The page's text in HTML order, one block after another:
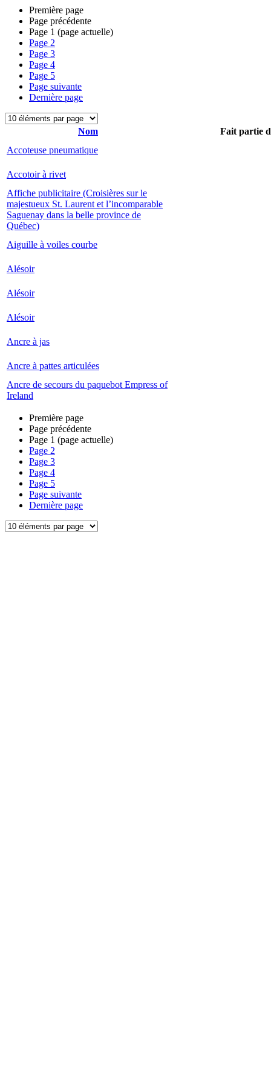
Première page
Page précédente
Page 1 (page actuelle)
Page 2
Page 3
Page 4
Page 5
Page suivante
Dernière page
Nom
Fait partie
Accoteuse pneumatique
Accotoir à rivet
Affiche publicitaire (Croisières sur le
majestueux St. Laurent et l’incomparable
Saguenay dans la belle province de
Québec)
Aiguille à voiles courbe
Alésoir
Alésoir
Alésoir
Ancre à jas
Ancre à pattes articulées
Ancre de secours du paquebot Empress of
Ireland
Première page
Page précédente
Page 1 (page actuelle)
Page 2
Page 3
Page 4
Page 5
Page suivante
Dernière page